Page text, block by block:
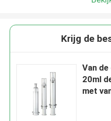
Krijg de
Van
20ml
met